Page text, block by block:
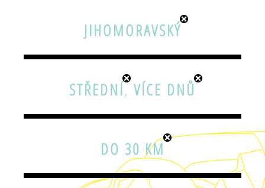
JIHOMORAVSKÝ
STŘEDNÍ, VÍCE DNŮ
DO 30 KM